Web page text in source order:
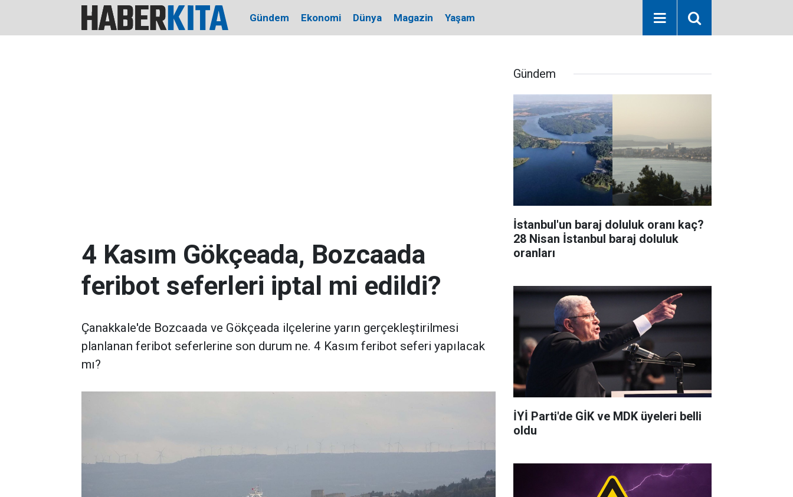
Gündem Ekonomi Dünya Magazin Yaşam
4 Kasım Gökçeada, Bozcaada
feribot seferleri iptal mi edildi?
Çanakkale'de Bozcaada ve Gökçeada ilçelerine yarın gerçekleştirilmesi
planlanan feribot seferlerine son durum ne. 4 Kasım feribot seferi yapılacak
mı?
Gündem
İstanbul'un baraj doluluk oranı kaç?
28 Nisan İstanbul baraj doluluk
oranları
İYİ Parti'de GİK ve MDK üyeleri belli
oldu